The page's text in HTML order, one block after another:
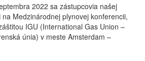
2022 sa zástupcovia našej
Medzinárodnej plynovej konferencii,
IGU (International Gas Union –
únia) v meste Amsterdam –